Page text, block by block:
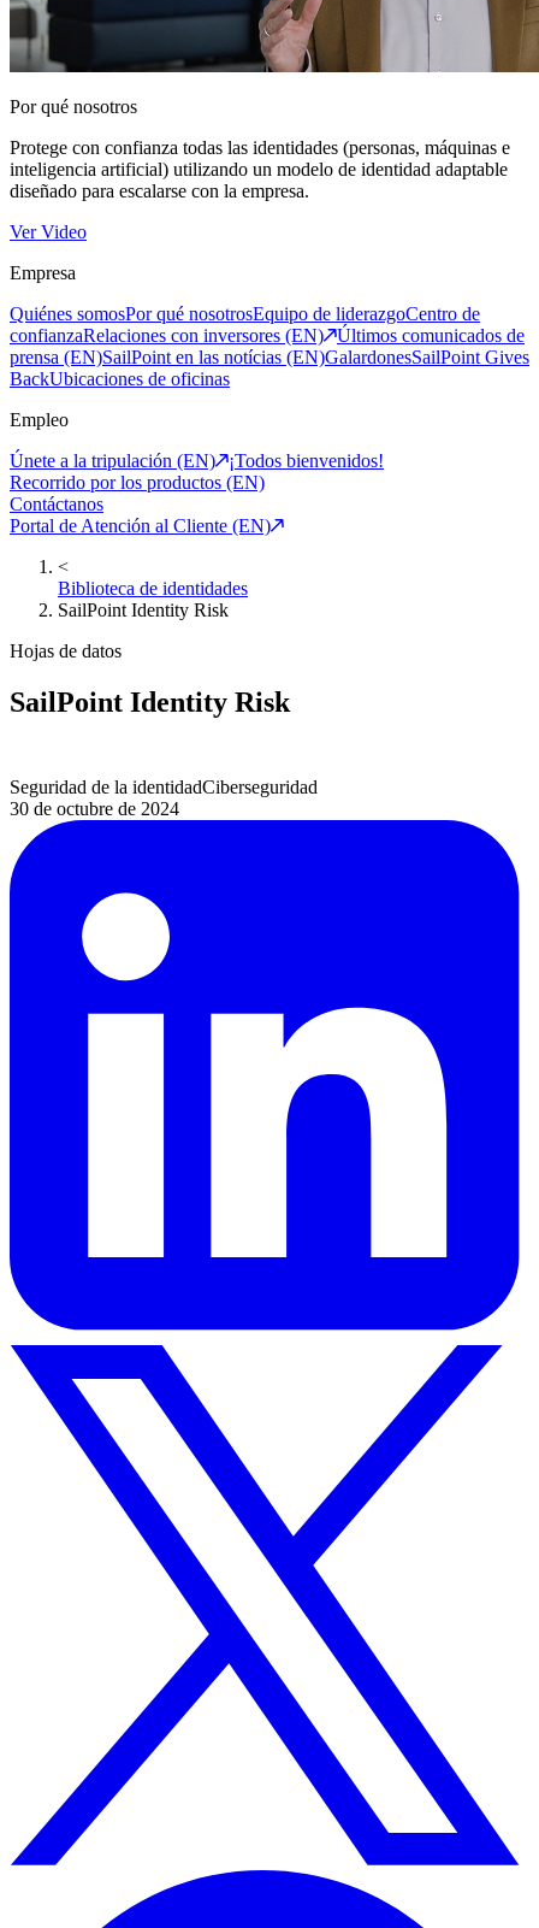
Por qué nosotros
Protege con confianza todas las identidades (personas, máquinas e
inteligencia artificial) utilizando un modelo de identidad adaptable
diseñado para escalarse con la empresa.
Ver Video
Empresa
Quiénes somosPor qué nosotrosEquipo de liderazgoCentro de
confianzaRelaciones con inversores (EN)
Últimos comunicados de
prensa (EN)SailPoint en las notícias (EN)GalardonesSailPoint Gives
BackUbicaciones de oficinas
Empleo
Únete a la tripulación (EN)
¡Todos bienvenidos!
Recorrido por los productos (EN)
Contáctanos
Portal de Atención al Cliente (EN)
<
Biblioteca de identidades
SailPoint Identity Risk
Hojas de datos
SailPoint Identity Risk
Seguridad de la identidadCiberseguridad
30 de octubre de 2024